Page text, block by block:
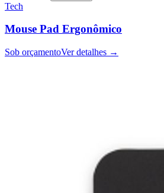
Tech
Mouse Pad Ergonômico
Sob orçamentoVer detalhes →